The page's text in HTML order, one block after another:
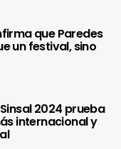
que Paredes
un festival, sino
2024 prueba
internacional y